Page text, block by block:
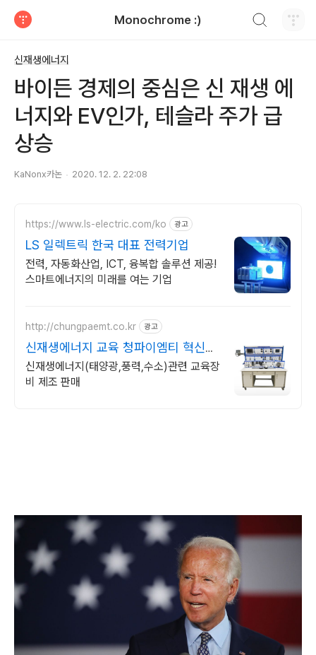
Monochrome :)
신재생에너지
바이든 경제의 중심은 신 재생 에
너지와 EV인가, 테슬라 주가 급
상승
KaNonx카논 2020. 12. 2. 22:08
https://www.ls-electric.com/ko 광고
LS 일렉트릭 한국 대표 전력기업
전력, 자동화산업, ICT, 융복합 솔루션 제공!
스마트에너지의 미래를 여는 기업
http://chungpaemt.co.kr 광고
신재생에너지 교육 청파이엠티 혁신적
인 교육장비 제조 판매
신재생에너지(태양광,풍력,수소)관련 교육장
비 제조 판매